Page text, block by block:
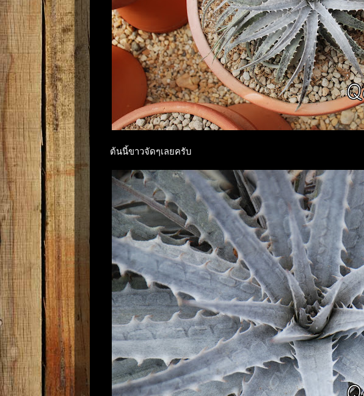
ต้นนี้ขาวจัดๆเลยครับ